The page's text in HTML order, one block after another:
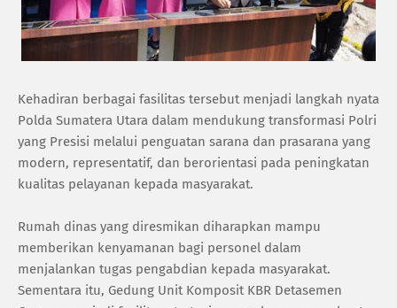
‎Kehadiran berbagai fasilitas tersebut menjadi langkah nyata
Polda Sumatera Utara dalam mendukung transformasi Polri
yang Presisi melalui penguatan sarana dan prasarana yang
modern, representatif, dan berorientasi pada peningkatan
kualitas pelayanan kepada masyarakat.
‎Rumah dinas yang diresmikan diharapkan mampu
memberikan kenyamanan bagi personel dalam
menjalankan tugas pengabdian kepada masyarakat.
Sementara itu, Gedung Unit Komposit KBR Detasemen